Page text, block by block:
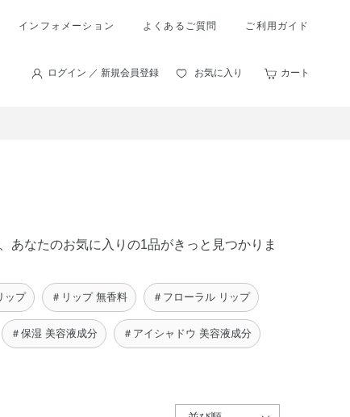
インフォメーション よくあるご質問 ご利用ガイド
ログイン ／ 新規会員登録 お気に入り カート
あなたのお気に入りの1品がきっと見つかりま
ップ ＃リップ 無香料 ＃フローラル リップ
＃保湿 美容液成分 ＃アイシャドウ 美容液成分